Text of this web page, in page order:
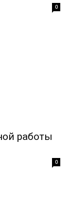
0
работы
0